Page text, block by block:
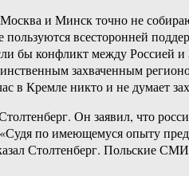
и Минск точно не
всесторонней
конфликт между Россией и
захваченным
в Кремле никто и не думает
Он заявил, что
по имеющемуся опыту
Столтенберг. Польские